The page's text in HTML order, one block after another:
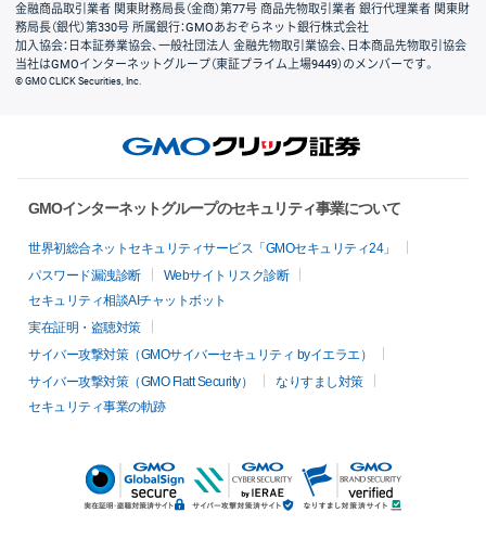
金融商品取引業者 関東財務局長（金商）第77号 商品先物取引業者 銀行代理業者 関東財
務局長（銀代）第330号 所属銀行：GMOあおぞらネット銀行株式会社
加入協会：日本証券業協会、一般社団法人 金融先物取引業協会、日本商品先物取引協会
当社はGMOインターネットグループ（東証プライム上場9449）のメンバーです。
© GMO CLICK Securities, Inc.
GMOインターネットグループのセキュリティ事業について
世界初総合ネットセキュリティサービス「GMOセキュリティ24」
パスワード漏洩診断
Webサイトリスク診断
セキュリティ相談AIチャットボット
実在証明・盗聴対策
サイバー攻撃対策（GMOサイバーセキュリティ byイエラエ）
サイバー攻撃対策（GMO Flatt Security）
なりすまし対策
セキュリティ事業の軌跡